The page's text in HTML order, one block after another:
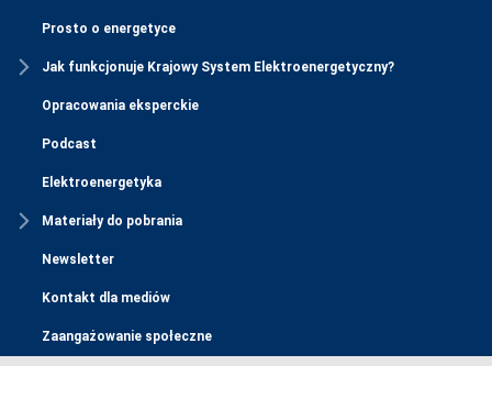
Prosto o energetyce
Jak funkcjonuje Krajowy System Elektroenergetyczny?
Opracowania eksperckie
Podcast
Elektroenergetyka
Materiały do pobrania
Newsletter
Kontakt dla mediów
Zaangażowanie społeczne